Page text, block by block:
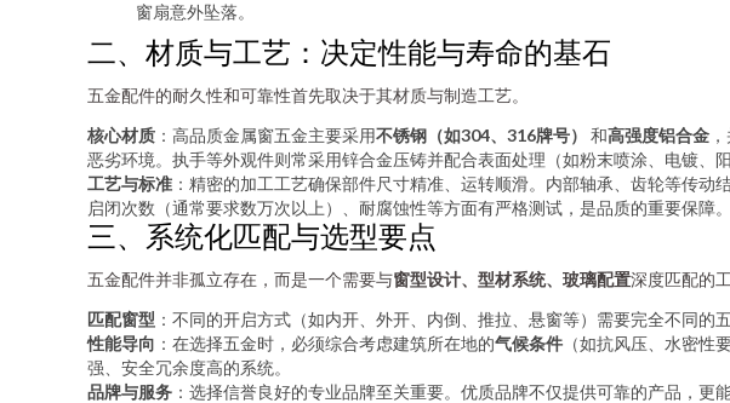
窗扇意外坠落。
二、材质与工艺：决定性能与寿命的基石
五金配件的耐久性和可靠性首先取决于其材质与制造工艺。
核心材质 ：高品质金属窗五金主要采用不锈钢（如304、316牌号） 和高强度铝合金
恶劣环境。执手等外观件则常采用锌合金压铸并配合表面处理（如粉末喷涂、电镀、
工艺与标准 ：精密的加工工艺确保部件尺寸精准、运转顺滑。内部轴承、齿轮等传
启闭次数（通常要求数万次以上）、耐腐蚀性等方面有严格测试，是品质的重要保障。
三、系统化匹配与选型要点
五金配件并非孤立存在，而是一个需要与窗型设计、型材系统、玻璃配置深度匹配的
匹配窗型 ：不同的开启方式（如内开、外开、内倒、推拉、悬窗等）需要完全不同
性能导向 ：在选择五金时，必须综合考虑建筑所在地的气候条件 （如抗风压、水密性
强、安全冗余度高的系统。
品牌与服务 ：选择信誉良好的专业品牌至关重要。优质品牌不仅提供可靠的产品，